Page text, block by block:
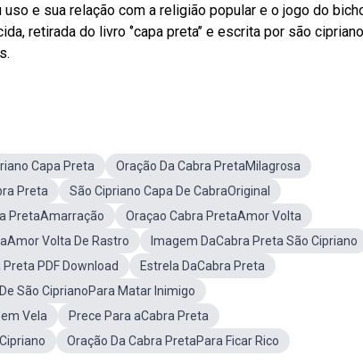
e sua relação com a religião popular e o jogo do
retirada do livro ‘’capa preta’’ e escrita por são
Capa Preta
Oração Da Cabra PretaMilagrosa
Preta
São Cipriano Capa De CabraOriginal
PretaAmarração
Oraçao Cabra PretaAmor Volta
Volta De Rastro
Imagem DaCabra Preta São Cipriano
Preta PDF Download
Estrela DaCabra Preta
São CiprianoPara Matar Inimigo
Vela
Prece Para aCabra Preta
Oração Da Cabra PretaPara Ficar Rico